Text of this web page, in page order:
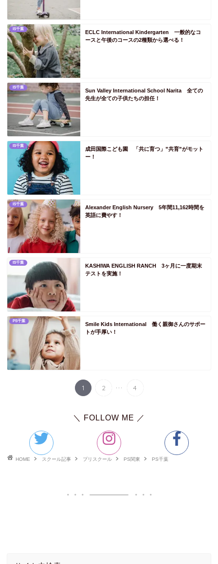
PS奈良
PS和歌山
PS中国
PS鳥取
PS島根
PS岡山
PS広島
PS山口
PS四国
PS徳島
PS香川
PS愛媛
PS高知
PS九州
PS福岡
PS佐賀
PS長崎
PS熊本
PS大分
PS宮崎
PS鹿児島
PS沖縄
英語学習記事
プログラミング学習記事
IS千葉
ECLC International Kindergarten 一般的なコ
ースと午後のコースの2種類から選べる！
IS千葉
Sun Valley International School Narita 全ての
先生が全ての子供たちの担任！
IS千葉
成田国際こども園 「共に育つ」”共育”がモット
ー！
IS千葉
Alexander English Nursery 5年間11,162時間を
英語に費やす！
IS千葉
KASHIWA ENGLISH RANCH 3ヶ月に一度期末
テストを実施！
PS千葉
Smile Kids International 働く親御さんのサポー
トが手厚い！
1 2 ... 4
＼ FOLLOW ME ／
HOME スクール記事 プリスクール PS関東 PS千葉